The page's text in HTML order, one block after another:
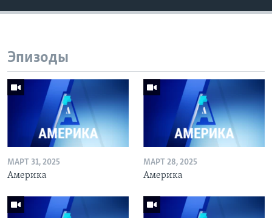
Эпизоды
МАРТ 31, 2025
Америка
МАРТ 28, 2025
Америка